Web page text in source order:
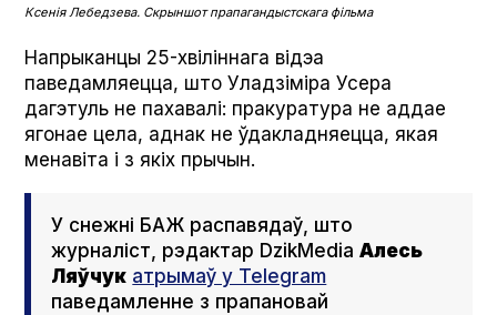
Ксенія Лебедзева. Скрыншот прапагандыстскага фільма
Напрыканцы 25-хвіліннага відэа
паведамляецца, што Уладзіміра Усера
дагэтуль не пахавалі: пракуратура не аддае
ягонае цела, аднак не ўдакладняецца, якая
менавіта і з якіх прычын.
У снежні БАЖ распавядаў, што
журналіст, рэдактар Dzik­Me­diaАлесь
Ляўчук атрымаў у Telegram
паведамленне з прапановай